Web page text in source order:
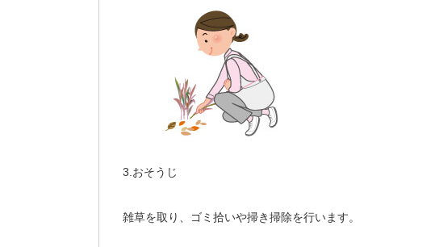
3.おそうじ
雑草を取り、ゴミ拾いや掃き掃除を行います。